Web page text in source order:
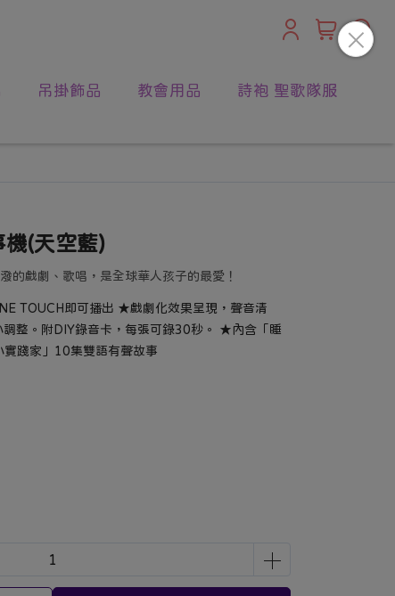
吊掛飾品 教會用品
詩袍 聖歌隊服
機(天空藍)
的戲劇、歌唱，是全球華人孩子的最愛！
TOUCH即可播出 ★戲劇化效果呈現，聲音清
整。附DIY錄音卡，每張可錄30秒。 ★內含「睡
踐家」10集雙語有聲故事